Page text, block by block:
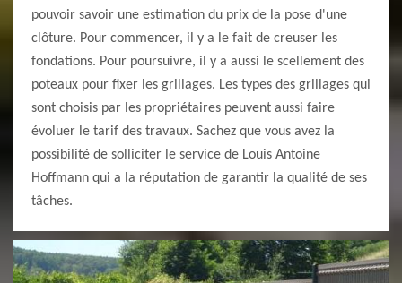
pouvoir savoir une estimation du prix de la pose d'une
clôture. Pour commencer, il y a le fait de creuser les
fondations. Pour poursuivre, il y a aussi le scellement des
poteaux pour fixer les grillages. Les types des grillages qui
sont choisis par les propriétaires peuvent aussi faire
évoluer le tarif des travaux. Sachez que vous avez la
possibilité de solliciter le service de Louis Antoine
Hoffmann qui a la réputation de garantir la qualité de ses
tâches.